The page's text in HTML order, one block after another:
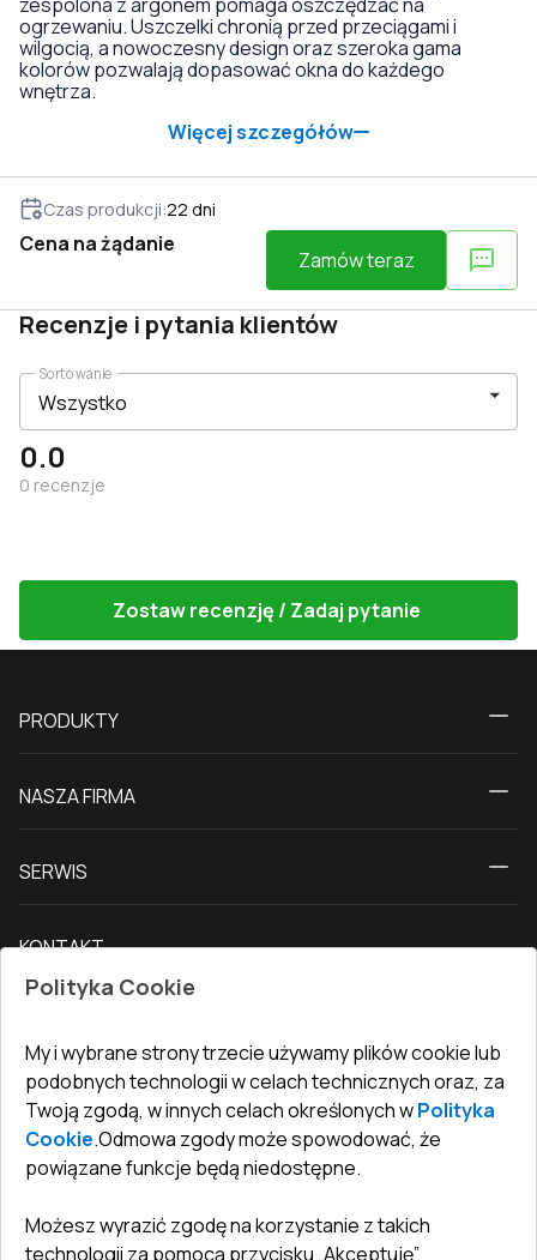
ogrzewaniu. Uszczelki chronią przed przeciągami i
wilgocią, a nowoczesny design oraz szeroka gama
kolorów pozwalają dopasować okna do każdego
wnętrza.
Więcej szczegółów
Czas produkcji:22 dni
Cena na żądanie
Zamów teraz
Recenzje i pytania klientów
0.0
0 recenzje
Sortowanie
Zostaw recenzję / Zadaj pytanie
PRODUKTY
Okna
Drzwi balkonowe
NASZA FIRMA
Kontakt z nami
Dla firm, współpraca
SERWIS
Warunki zwrotu towarów
Gwarancja
KONTAKT
Biuro:ul. Święty Marcin 29/8, 61-806 Poznań
undefined(undefined)
info@toptechnik.com.pl
Polityka Cookie
My i wybrane strony trzecie używamy plików cookie lub
podobnych technologii w celach technicznych oraz, za
Twoją zgodą, w innych celach określonych wPolityka
Cookie.Odmowa zgody może spowodować, że
powiązane funkcje będą niedostępne.
Możesz wyrazić zgodę na korzystanie z takich
technologii za pomocą przycisku „Akceptuję”.